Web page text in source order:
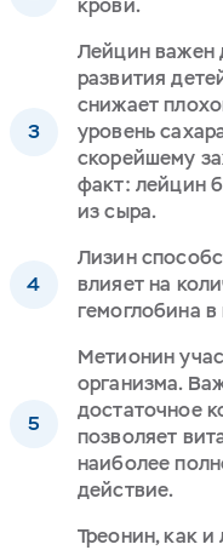
крови.
Лейцин важен
развития
снижает
уровень
скорейшему
факт: лейцин
из сыра.
Лизин
влияет на
гемоглобина
Метионин
организма.
достаточное
позволяет
наиболее
действие.
Треонин, как